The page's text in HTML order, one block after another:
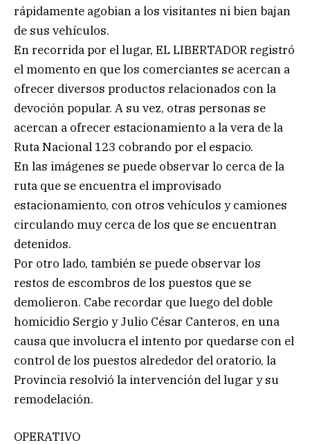
rápidamente agobian a los visitantes ni bien bajan
de sus vehículos.
En recorrida por el lugar, EL LIBERTADOR registró
el momento en que los comerciantes se acercan a
ofrecer diversos productos relacionados con la
devoción popular. A su vez, otras personas se
acercan a ofrecer estacionamiento a la vera de la
Ruta Nacional 123 cobrando por el espacio.
En las imágenes se puede observar lo cerca de la
ruta que se encuentra el improvisado
estacionamiento, con otros vehículos y camiones
circulando muy cerca de los que se encuentran
detenidos.
Por otro lado, también se puede observar los
restos de escombros de los puestos que se
demolieron. Cabe recordar que luego del doble
homicidio Sergio y Julio César Canteros, en una
causa que involucra el intento por quedarse con el
control de los puestos alrededor del oratorio, la
Provincia resolvió la intervención del lugar y su
remodelación.
OPERATIVO